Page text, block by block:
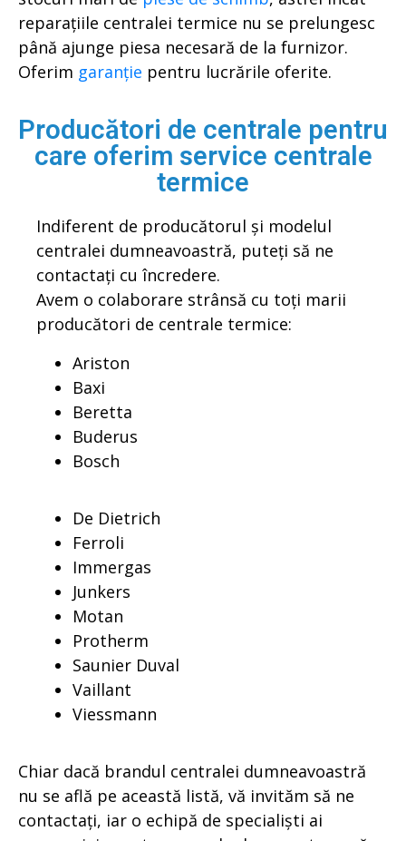
reparațiile centralei termice nu se prelungesc
până ajunge piesa necesară de la furnizor.
Oferim garanție pentru lucrările oferite.
Producători de centrale pentru
care oferim service centrale
termice
Indiferent de producătorul și modelul
centralei dumneavoastră, puteți să ne
contactați cu încredere.
Avem o colaborare strânsă cu toți marii
producători de centrale termice:
Ariston
Baxi
Beretta
Buderus
Bosch
De Dietrich
Ferroli
Immergas
Junkers
Motan
Protherm
Saunier Duval
Vaillant
Viessmann
Chiar dacă brandul centralei dumneavoastră
nu se află pe această listă, vă invităm să ne
contactați, iar o echipă de specialiști ai